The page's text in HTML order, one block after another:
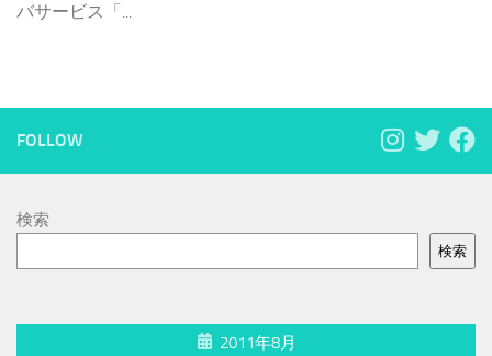
バサービス「...
FOLLOW
検索
検索
2011年8月